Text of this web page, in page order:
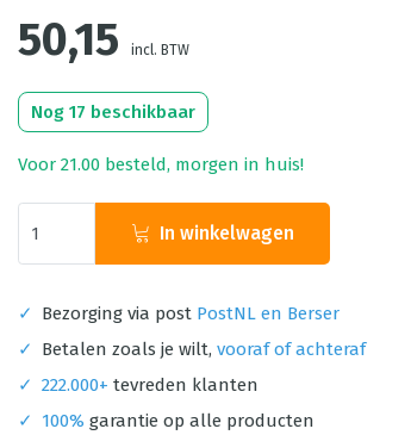
50,15 incl. BTW
Nog 17 beschikbaar
Voor 21.00 besteld, morgen in huis!
In winkelwagen
✓ Bezorging via post PostNL en Berser
✓
Betalen zoals je wilt, vooraf of achteraf
✓ 222.000+ tevreden klanten
✓
100% garantie op alle producten